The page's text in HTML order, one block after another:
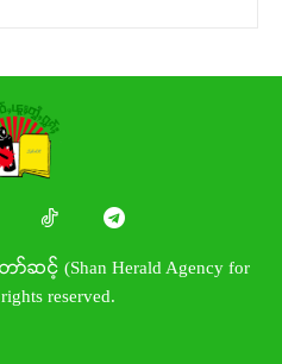
ဆင့် (Shan Herald Agency for
reserved.